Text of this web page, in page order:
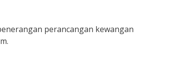
perancangan kewangan